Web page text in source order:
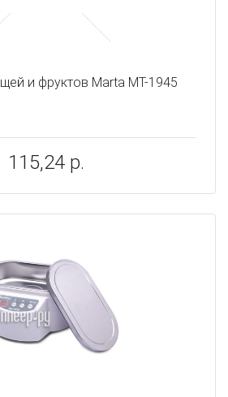
и фруктов Marta MT-1945
115,24 р.